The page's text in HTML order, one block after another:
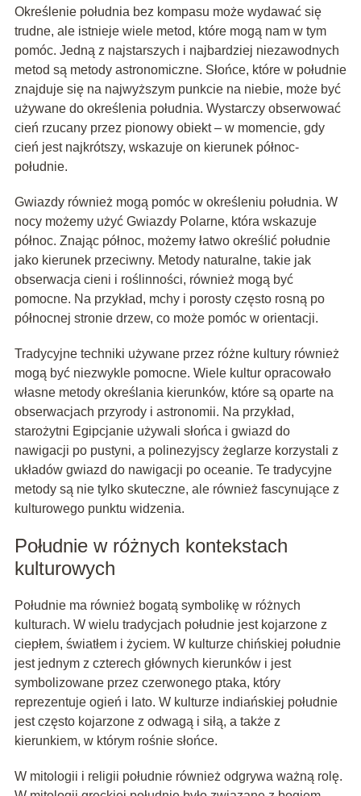
Określenie południa bez kompasu może wydawać się
trudne, ale istnieje wiele metod, które mogą nam w tym
pomóc. Jedną z najstarszych i najbardziej niezawodnych
metod są metody astronomiczne. Słońce, które w południe
znajduje się na najwyższym punkcie na niebie, może być
używane do określenia południa. Wystarczy obserwować
cień rzucany przez pionowy obiekt – w momencie, gdy
cień jest najkrótszy, wskazuje on kierunek północ-
południe.
Gwiazdy również mogą pomóc w określeniu południa. W
nocy możemy użyć Gwiazdy Polarne, która wskazuje
północ. Znając północ, możemy łatwo określić południe
jako kierunek przeciwny. Metody naturalne, takie jak
obserwacja cieni i roślinności, również mogą być
pomocne. Na przykład, mchy i porosty często rosną po
północnej stronie drzew, co może pomóc w orientacji.
Tradycyjne techniki używane przez różne kultury również
mogą być niezwykle pomocne. Wiele kultur opracowało
własne metody określania kierunków, które są oparte na
obserwacjach przyrody i astronomii. Na przykład,
starożytni Egipcjanie używali słońca i gwiazd do
nawigacji po pustyni, a polinezyjscy żeglarze korzystali z
układów gwiazd do nawigacji po oceanie. Te tradycyjne
metody są nie tylko skuteczne, ale również fascynujące z
kulturowego punktu widzenia.
Południe w różnych kontekstach
kulturowych
Południe ma również bogatą symbolikę w różnych
kulturach. W wielu tradycjach południe jest kojarzone z
ciepłem, światłem i życiem. W kulturze chińskiej południe
jest jednym z czterech głównych kierunków i jest
symbolizowane przez czerwonego ptaka, który
reprezentuje ogień i lato. W kulturze indiańskiej południe
jest często kojarzone z odwagą i siłą, a także z
kierunkiem, w którym rośnie słońce.
W mitologii i religii południe również odgrywa ważną rolę.